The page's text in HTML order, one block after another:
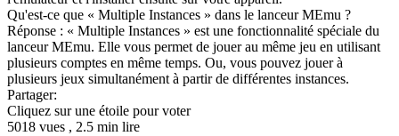
Qu'est-ce que « Multiple Instances » dans le lanceur MEmu ?
Réponse : « Multiple Instances » est une fonctionnalité spéciale du
lanceur MEmu. Elle vous permet de jouer au même jeu en utilisant
plusieurs comptes en même temps. Ou, vous pouvez jouer à
plusieurs jeux simultanément à partir de différentes instances.
Partager:
Cliquez sur une étoile pour voter
5018 vues , 2.5 min lire